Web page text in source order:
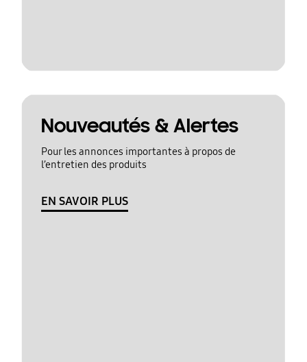
Nouveautés & Alertes
Pour les annonces importantes à propos de
l’entretien des produits
EN SAVOIR PLUS